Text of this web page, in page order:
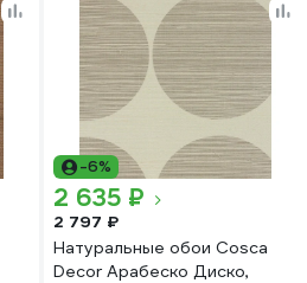
-6%
2 635 ₽
2 797 ₽
Натуральные обои Cosca
Decor Арабеско Диско,